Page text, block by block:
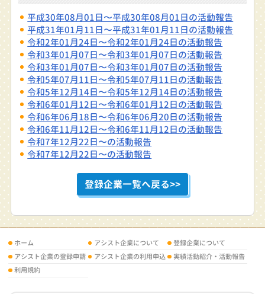
平成30年08月01日〜平成30年08月01日の活動報告
平成31年01月11日〜平成31年01月11日の活動報告
令和2年01月24日〜令和2年01月24日の活動報告
令和3年01月07日〜令和3年01月07日の活動報告
令和3年01月07日〜令和3年01月07日の活動報告
令和5年07月11日〜令和5年07月11日の活動報告
令和5年12月14日〜令和5年12月14日の活動報告
令和6年01月12日〜令和6年01月12日の活動報告
令和6年06月18日〜令和6年06月20日の活動報告
令和6年11月12日〜令和6年11月12日の活動報告
令和7年12月22日〜の活動報告
令和7年12月22日〜の活動報告
登録企業一覧へ戻る>>
ホーム アシスト企業について
登録企業について
アシスト企業の登録申請
アシスト企業の利用申込
実績活動紹介・活動報告
利用規約